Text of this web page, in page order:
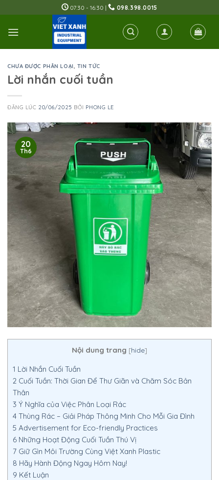
to
content
07:30 - 16:30 | 098.398.0015
CHƯA ĐƯỢC PHÂN LOẠI, TIN TỨC
Lời nhắn cuối tuần
ĐĂNG LÚC 20/06/2025 BỞI PHONG LE
20
Th6
Nội dung trang [hide]
1 Lời Nhắn Cuối Tuần
2 Cuối Tuần: Thời Gian Để Thư Giãn và Chăm Sóc Bản
Thân
3 Ý Nghĩa của Việc Phân Loại Rác
4 Thùng Rác – Giải Pháp Thông Minh Cho Mỗi Gia Đình
5 Advertisement for Eco-friendly Practices
6 Những Hoạt Động Cuối Tuần Thú Vị
7 Giữ Gìn Môi Trường Cùng Việt Xanh Plastic
8 Hãy Hành Động Ngay Hôm Nay!
9 Kết Luận